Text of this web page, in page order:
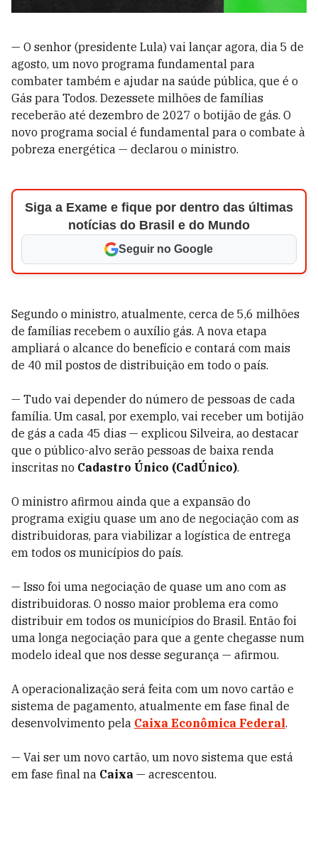
— O senhor (presidente Lula) vai lançar agora, dia 5 de
agosto, um novo programa fundamental para
combater também e ajudar na saúde pública, que é o
Gás para Todos. Dezessete milhões de famílias
receberão até dezembro de 2027 o botijão de gás. O
novo programa social é fundamental para o combate à
pobreza energética — declarou o ministro.
Siga a Exame e fique por dentro das últimas
notícias do Brasil e do Mundo
Seguir no Google
Segundo o ministro, atualmente, cerca de 5,6 milhões
de famílias recebem o auxílio gás. A nova etapa
ampliará o alcance do benefício e contará com mais
de 40 mil postos de distribuição em todo o país.
— Tudo vai depender do número de pessoas de cada
família. Um casal, por exemplo, vai receber um botijão
de gás a cada 45 dias — explicou Silveira, ao destacar
que o público-alvo serão pessoas de baixa renda
inscritas no Cadastro Único (CadÚnico).
O ministro afirmou ainda que a expansão do
programa exigiu quase um ano de negociação com as
distribuidoras, para viabilizar a logística de entrega
em todos os municípios do país.
— Isso foi uma negociação de quase um ano com as
distribuidoras. O nosso maior problema era como
distribuir em todos os municípios do Brasil. Então foi
uma longa negociação para que a gente chegasse num
modelo ideal que nos desse segurança — afirmou.
A operacionalização será feita com um novo cartão e
sistema de pagamento, atualmente em fase final de
desenvolvimento pela Caixa Econômica Federal.
— Vai ser um novo cartão, um novo sistema que está
em fase final na Caixa — acrescentou.